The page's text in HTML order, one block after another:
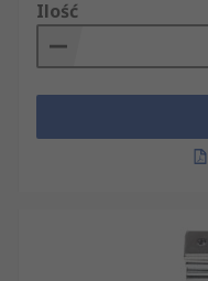
Ilość